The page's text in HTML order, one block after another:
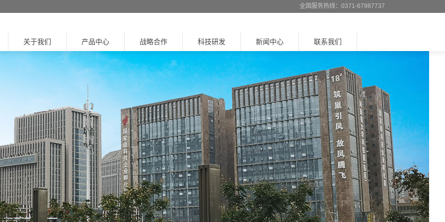
全国服务热线：0371-67987737
关于我们 产品中心 战略合作 科技研发 新闻中心 联系我们